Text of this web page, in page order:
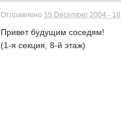
Отправлено 15 December 2004 -
Привет будущим соседям!
(1-я секция, 8-й этаж)